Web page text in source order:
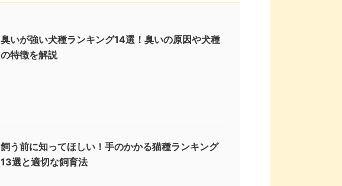
臭いが強い犬種ランキング14選！臭いの原因や犬種
の特徴を解説
飼う前に知ってほしい！手のかかる猫種ランキング
13選と適切な飼育法